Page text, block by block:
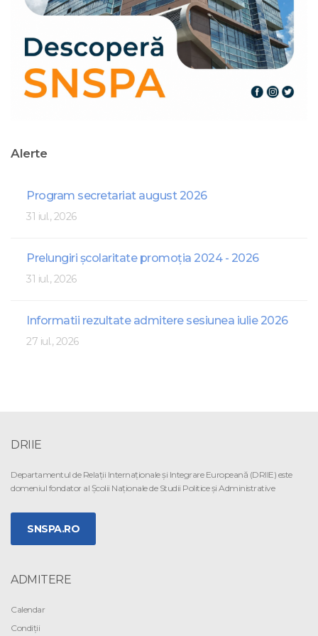
Alerte
Program secretariat august 2026
31 iul., 2026
Prelungiri școlaritate promoția 2024 - 2026
31 iul., 2026
Informatii rezultate admitere sesiunea iulie 2026
27 iul., 2026
DRIIE
Departamentul de Relaţii Internaţionale şi Integrare Europeană (DRIIE) este
domeniul fondator al Şcolii Naţionale de Studii Politice şi Administrative
SNSPA.RO
ADMITERE
Calendar
Condiții